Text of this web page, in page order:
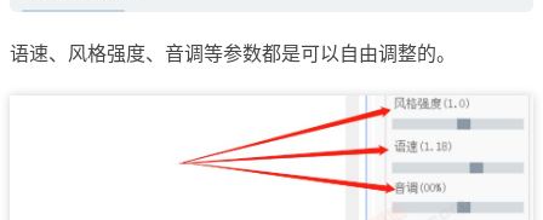
语速、风格强度、音调等参数都是可以自由调整的。